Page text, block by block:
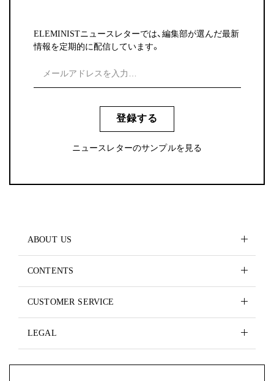
ELEMINISTニュースレターでは、編集部が選んだ最新
情報を定期的に配信しています。
登録する
ニュースレターのサンプルを見る
ABOUT US
CONTENTS
CUSTOMER SERVICE
LEGAL